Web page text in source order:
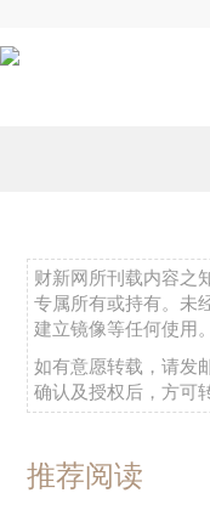
财新网所刊载内容之
专属所有或持有。未
建立镜像等任何使用。
如有意愿转载，请发
确认及授权后，方可
推荐阅读